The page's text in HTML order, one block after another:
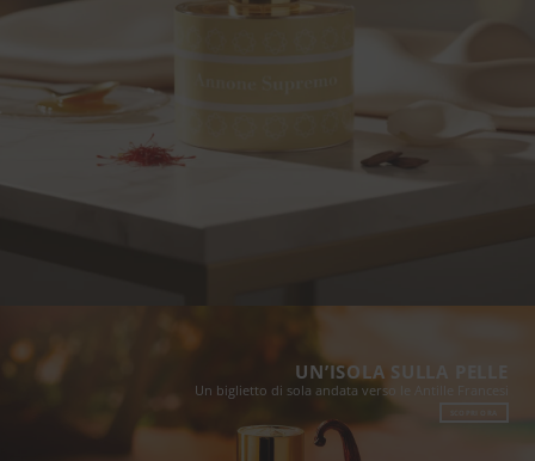
UN’ISOLA SULLA PELLE
Un biglietto di sola andata verso le Antille Francesi